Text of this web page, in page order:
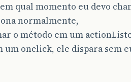
fullPage="true">
<p:layoutUnit position=
<h:form>
<div
id= "top" align=
qual momento eu devo
normalmente,
o método em um
um onclick, ele dispara sem